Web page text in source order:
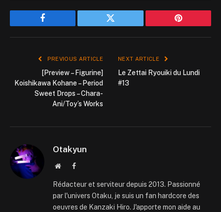
Facebook Twitter Pinterest
PREVIOUS ARTICLE
[Preview – Figurine]
Koishikawa Kohane – Period
Sweet Drops – Chara-
Ani/Toy’s Works
NEXT ARTICLE
Le Zettai Ryouiki du Lundi
#13
Otakyun
WebsiteFacebook
Rédacteur et serviteur depuis 2013. Passionné
par l'univers Otaku, je suis un fan hardcore des
oeuvres de Kanzaki Hiro. J'apporte mon aide au